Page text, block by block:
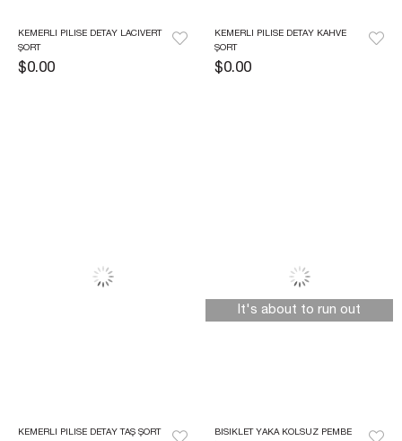
KEMERLI PILISE DETAY LACIVERT
ŞORT
$0.00
KEMERLI PILISE DETAY KAHVE
ŞORT
$0.00
KEMERLI PILISE DETAY TAŞ ŞORT
BISIKLET YAKA KOLSUZ PEMBE
It's about to run out